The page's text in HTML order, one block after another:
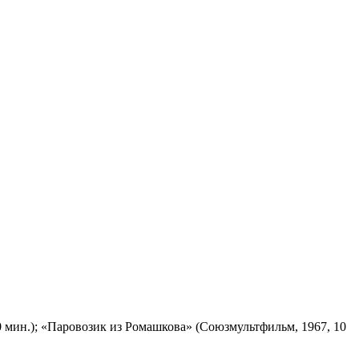
«Паровозик из Ромашкова» (Союзмультфильм, 1967, 10